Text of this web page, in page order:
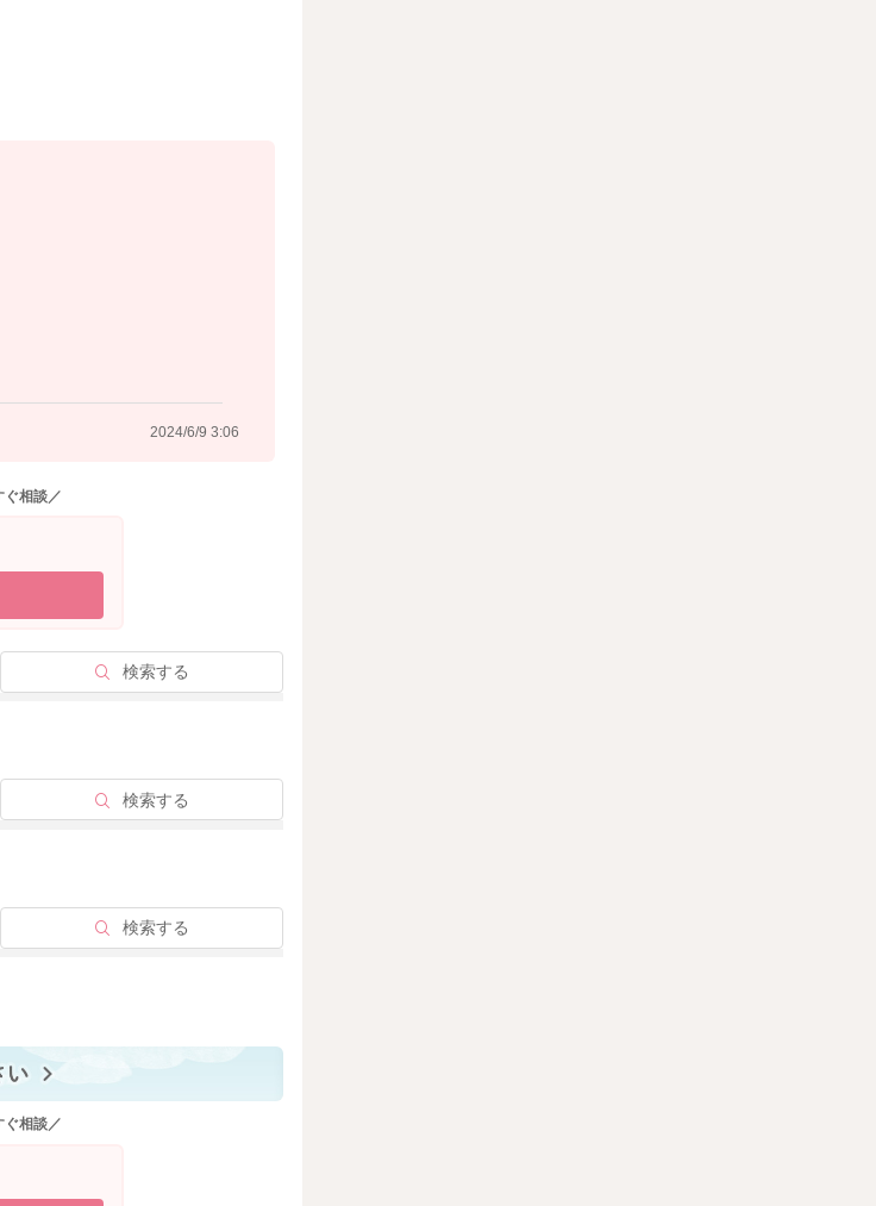
ます。
すよ。
2024/6/9 3:06
ぐ相談／
検索する
検索する
検索する
ぐ相談／